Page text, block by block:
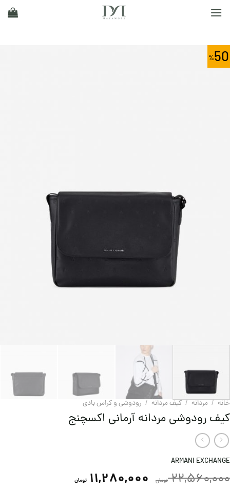
50
خانه / مردانه / کیف مردانه / رودوشی و کراس بادی
کیف رودوشی مردانه آرمانی اکسچنج
ARMANI EXCHANGE
22,560,000 تومان 11,280,000 تومان